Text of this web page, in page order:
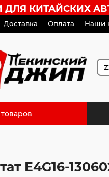
КИТАЙСКИХ АВТО
Доставка Оплата Наши
E4G16-